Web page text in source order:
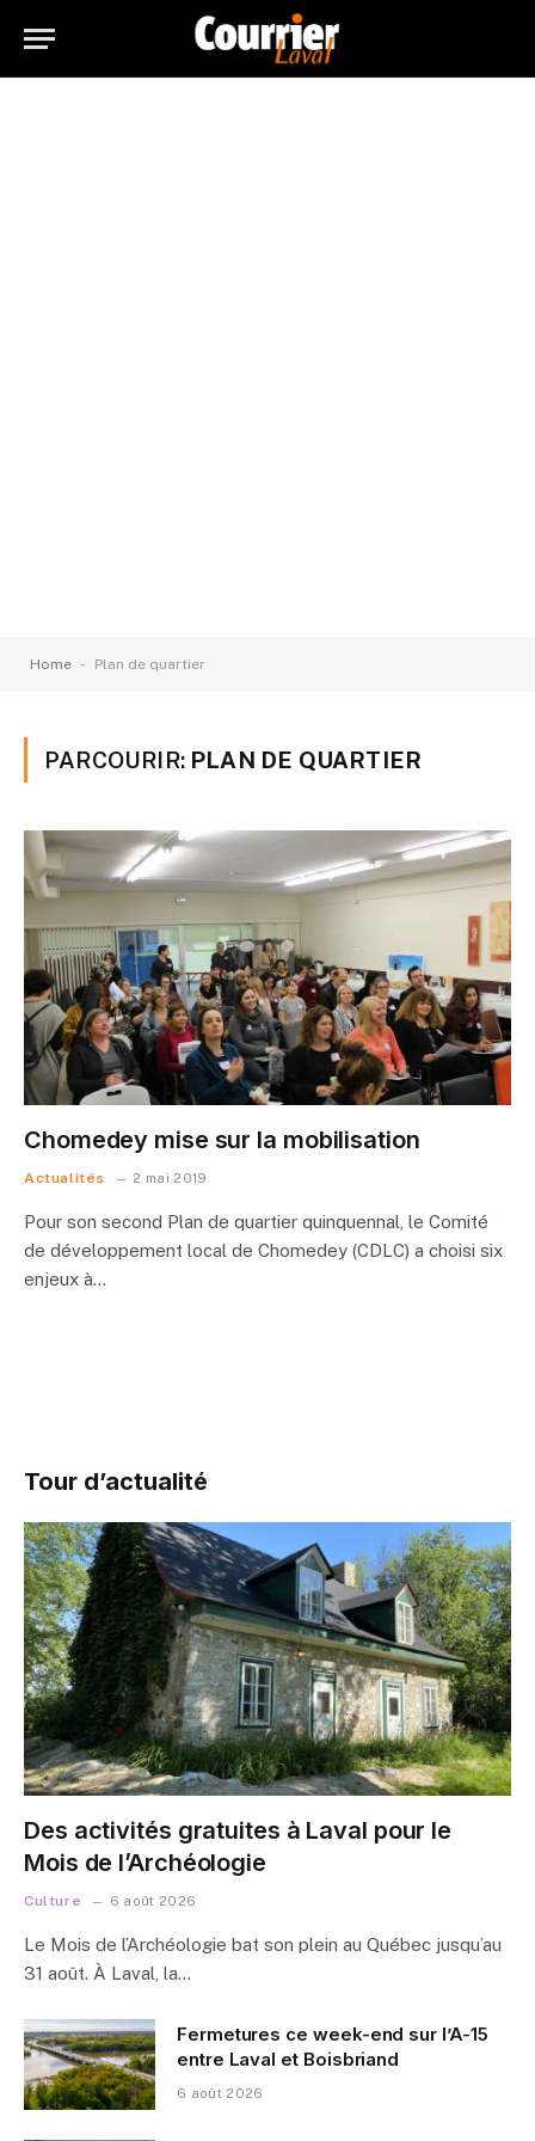
Home - Plan de quartier
PARCOURIR: PLAN DE QUARTIER
Chomedey mise sur la mobilisation
Actualités 2 mai 2019
Pour son second Plan de quartier quinquennal, le Comité
de développement local de Chomedey (CDLC) a choisi six
enjeux à…
Tour d’actualité
Des activités gratuites à Laval pour le
Mois de l’Archéologie
Culture 6 août 2026
Le Mois de l’Archéologie bat son plein au Québec jusqu’au
31 août. À Laval, la…
Fermetures ce week-end sur l’A-15
entre Laval et Boisbriand
6 août 2026